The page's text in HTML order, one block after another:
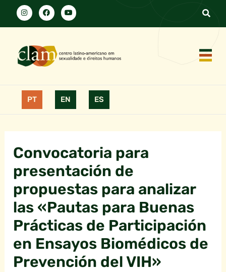
PT EN ES
Convocatoria para
presentación de
propuestas para analizar
las «Pautas para Buenas
Prácticas de Participación
en Ensayos Biomédicos de
Prevención del VIH»